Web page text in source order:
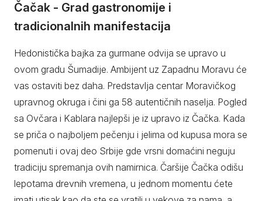
Čačak - Grad gastronomije i
tradicionalnih manifestacija
Hedonistička bajka za gurmane odvija se upravo u
ovom gradu Šumadije. Ambijent uz Zapadnu Moravu će
vas ostaviti bez daha. Predstavlja centar Moravičkog
upravnog okruga i čini ga 58 autentičnih naselja. Pogled
sa Ovčara i Kablara najlepši je iz upravo iz Čačka. Kada
se priča o najboljem pečenju i jelima od kupusa mora se
pomenuti i ovaj deo Srbije gde vrsni domaćini neguju
tradiciju spremanja ovih namirnica. Čaršije Čačka odišu
lepotama drevnih vremena, u jednom momentu ćete